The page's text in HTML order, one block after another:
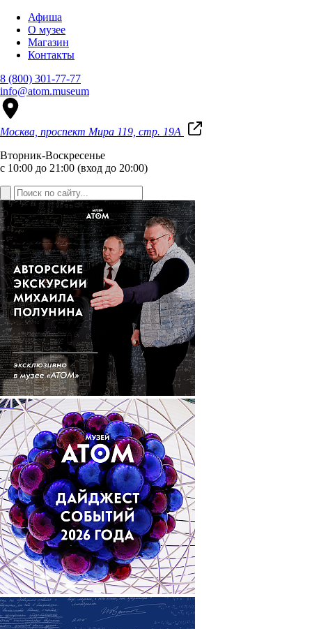
Афиша
О музее
Магазин
Контакты
8 (800) 301-77-77
info@atom.museum
Москва, проспект Мира 119, стр. 19А
Вторник-Воскресенье
с 10:00 до 21:00 (вход до 20:00)